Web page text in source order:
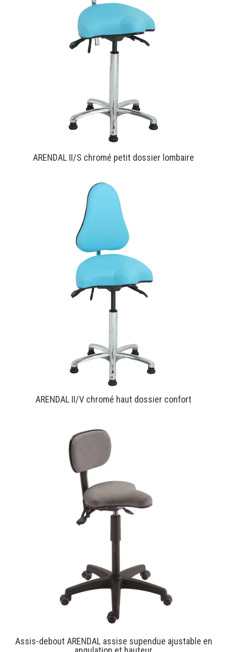
ARENDAL II/S chromé petit dossier lombaire
ARENDAL II/V chromé haut dossier confort
Assis-debout ARENDAL assise supendue ajustable en